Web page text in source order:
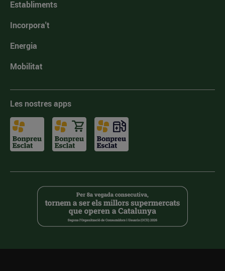
Establiments
Incorpora't
Energia
Mobilitat
Les nostres apps